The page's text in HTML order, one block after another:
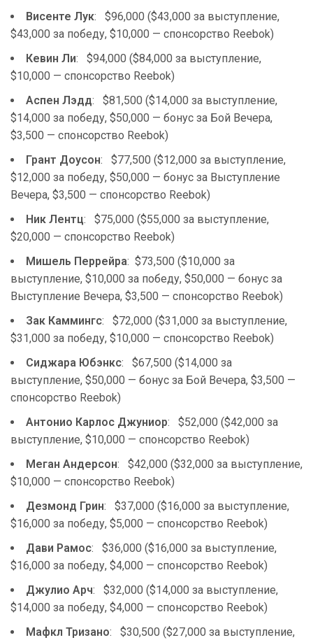
Висенте Лук: $96,000 ($43,000 за выступление,
$43,000 за победу, $10,000 — спонсорство Reebok)
Кевин Ли: $94,000 ($84,000 за выступление,
$10,000 — спонсорство Reebok)
Аспен Лэдд: $81,500 ($14,000 за выступление,
$14,000 за победу, $50,000 — бонус за Бой Вечера,
$3,500 — спонсорство Reebok)
Грант Доусон: $77,500 ($12,000 за выступление,
$12,000 за победу, $50,000 — бонус за Выступление
Вечера, $3,500 — спонсорство Reebok)
Ник Лентц: $75,000 ($55,000 за выступление,
$20,000 — спонсорство Reebok)
Мишель Перрейра: $73,500 ($10,000 за
выступление, $10,000 за победу, $50,000 — бонус за
Выступление Вечера, $3,500 — спонсорство Reebok)
Зак Каммингс: $72,000 ($31,000 за выступление,
$31,000 за победу, $10,000 — спонсорство Reebok)
Сиджара Юбэнкс: $67,500 ($14,000 за
выступление, $50,000 — бонус за Бой Вечера, $3,500 —
спонсорство Reebok)
Антонио Карлос Джуниор: $52,000 ($42,000 за
выступление, $10,000 — спонсорство Reebok)
Меган Андерсон: $42,000 ($32,000 за выступление,
$10,000 — спонсорство Reebok)
Дезмонд Грин: $37,000 ($16,000 за выступление,
$16,000 за победу, $5,000 — спонсорство Reebok)
Дави Рамос: $36,000 ($16,000 за выступление,
$16,000 за победу, $4,000 — спонсорство Reebok)
Джулио Арч: $32,000 ($14,000 за выступление,
$14,000 за победу, $4,000 — спонсорство Reebok)
Мафкл Тризано: $30,500 ($27,000 за выступление,